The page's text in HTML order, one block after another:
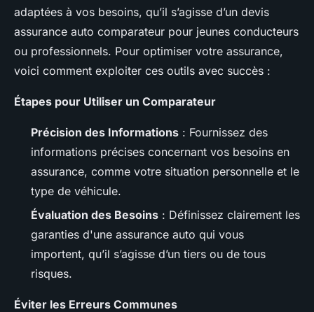
adaptées à vos besoins, qu’il s’agisse d’un devis
assurance auto comparateur pour jeunes conducteurs
ou professionnels. Pour optimiser votre assurance,
voici comment exploiter ces outils avec succès :
Étapes pour Utiliser un Comparateur
Précision des Informations : Fournissez des
informations précises concernant vos besoins en
assurance, comme votre situation personnelle et le
type de véhicule.
Évaluation des Besoins : Définissez clairement les
garanties d'une assurance auto qui vous
importent, qu’il s’agisse d’un tiers ou de tous
risques.
Éviter les Erreurs Communes